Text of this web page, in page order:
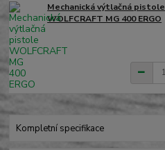
Mechanická výtlačná pistole
WOLFCRAFT MG 400 ERGO
Kompletní specifikace